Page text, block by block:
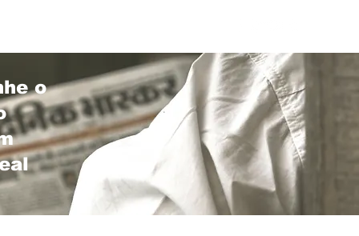
o